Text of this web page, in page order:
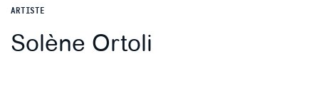
ARTISTE
Solène Ortoli